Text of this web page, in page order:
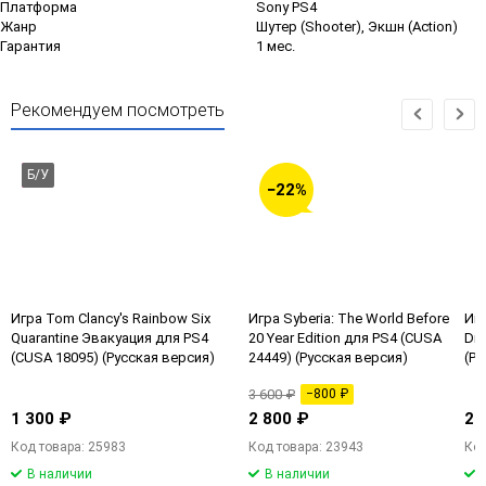
Платформа
Sony PS4
Жанр
Шутер (Shooter), Экшн (Action)
Гарантия
1 мес.
Рекомендуем посмотреть
Б/У
Игра Tom Clancy's Rainbow Six
Quarantine Эвакуация для PS4
(CUSA 18095) (Русская версия)
1 300 ₽
Код товара: 25983
В наличии
−22%
Игра Syberia: The World Before
20 Year Edition для PS4 (CUSA
24449) (Русская версия)
3 600 ₽ −800 ₽
2 800 ₽
Код товара: 23943
В наличии
2